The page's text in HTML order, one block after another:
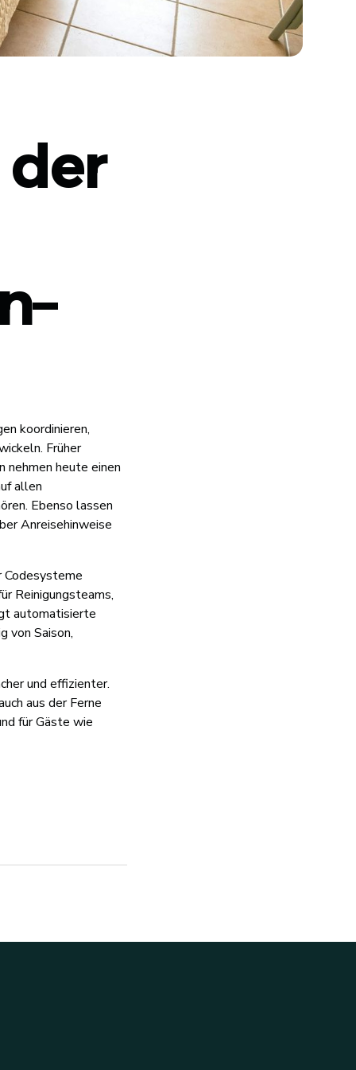
koordinieren,
Früher
nehmen heute einen
allen
Ebenso lassen
Anreisehinweise
Codesysteme
Reinigungsteams,
automatisierte
von Saison,
und effizienter.
aus der Ferne
für Gäste wie